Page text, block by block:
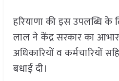
हरियाणा की इस उपलब्धि के
लाल ने केंद्र सरकार का
अधिकारियों व कर्मचारियों
बधाई दी।